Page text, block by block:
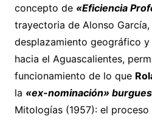
concepto de «Eficiencia
trayectoria de Alonso
desplazamiento geográfico
hacia el Aguascalientes,
funcionamiento de lo que
la «ex-nominación»
Mitologías (1957): el